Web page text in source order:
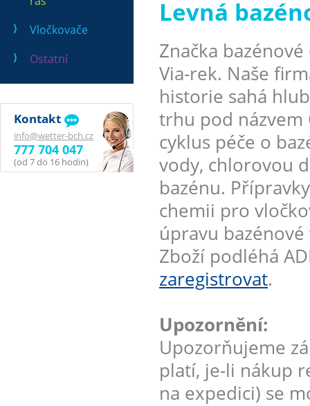
Vločkovače
Ostatní
Kontakt
info@wetter-bch.cz
777 704 047
(od 7 do 16 hodin)
Levná
Značka
Via-rek. Naše
historie sahá
trhu pod názvem
cyklus péče o
vody, chlorovou
bazénu.
chemii pro
úpravu bazénové
Zboží podléhá
zaregistrovat.
Upozornění:
Upozorňujeme
platí, je-li nákup
na expedici) se